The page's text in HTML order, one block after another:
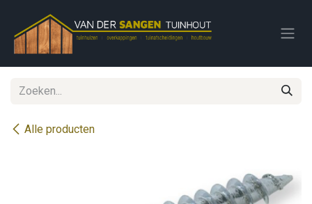
Alle producten